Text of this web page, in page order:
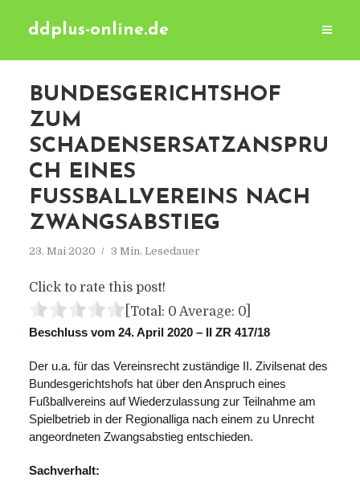
ddplus-online.de
BUNDESGERICHTSHOF
ZUM
SCHADENSERSATZANSPRU
CH EINES
FUSSBALLVEREINS NACH Z
WANGSABSTIEG
23. Mai 2020 3 Min. Lesedauer
Click to rate this post!
[Total: 0 Average: 0]
Beschluss vom 24. April 2020 – II ZR 417/18
Der u.a. für das Vereinsrecht zuständige II. Zivilsenat des
Bundesgerichtshofs hat über den Anspruch eines
Fußballvereins auf Wiederzulassung zur Teilnahme am
Spielbetrieb in der Regionalliga nach einem zu Unrecht
angeordneten Zwangsabstieg entschieden.
Sachverhalt: